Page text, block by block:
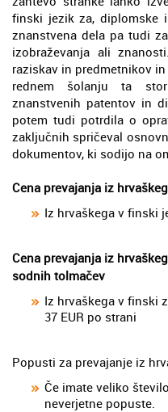
finski jezik za, diplomske
znanstvena dela pa tudi
izobraževanja ali
raziskav in predmetnikov
rednem šolanju ta
znanstvenih patentov in
potem tudi potrdila o
zaključnih spričeval
dokumentov, ki sodijo na
Cena prevajanja iz
Iz hrvaškega v finski
Cena prevajanja iz
sodnih tolmačev
Iz hrvaškega v finski
37 EUR po strani
Popusti za prevajanje iz
Če imate veliko
neverjetne popuste.